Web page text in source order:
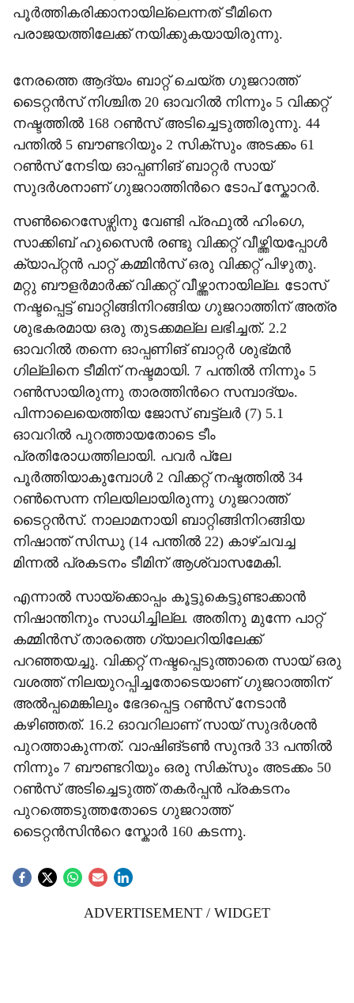
പൂർത്തികരിക്കാനായില്ലെന്നത് ടീമിനെ
പരാജയത്തിലേക്ക് നയിക്കുകയായിരുന്നു.
നേരത്തെ ആദ‍്യം ബാറ്റ് ചെയ്ത ഗുജറാത്ത്
ടൈറ്റൻസ് നിശ്ചിത 20 ഓവറിൽ നിന്നും 5 വിക്കറ്റ്
നഷ്ടത്തിൽ 168 റൺസ് അടിച്ചെടുത്തിരുന്നു. 44
പന്തിൽ 5 ബൗണ്ടറിയും 2 സിക്സും അടക്കം 61
റൺസ് നേടിയ ഓപ്പണിങ് ബാറ്റർ സായ്
സുദർശനാണ് ഗുജറാത്തിന്‍റെ ടോപ് സ്കോറർ.
സൺറൈസേഴ്സിനു വേണ്ടി പ്രഫുൽ ഹിംഗെ,
സാക്കിബ് ഹുസൈൻ രണ്ടു വിക്കറ്റ് വീഴ്ത്തിയപ്പോൾ
ക‍്യാപ്റ്റൻ പാറ്റ് കമ്മിൻസ് ഒരു വിക്കറ്റ് പിഴുതു.
മറ്റു ബൗളർമാർക്ക് വിക്കറ്റ് വീഴ്ത്താനായില്ല. ടോസ്
നഷ്ടപ്പെട്ട് ബാറ്റിങ്ങിനിറങ്ങിയ ഗുജറാത്തിന് അത്ര
ശുഭകരമായ ഒരു തുടക്കമല്ല ലഭിച്ചത്. 2.2
ഓവറിൽ തന്നെ ഓപ്പണിങ് ബാറ്റർ ശുഭ്മൻ
ഗില്ലിനെ ടീമിന് നഷ്ടമായി. 7 പന്തിൽ നിന്നും 5
റൺസായിരുന്നു താരത്തിന്‍റെ സമ്പാദ‍്യം.
പിന്നാലെയെത്തിയ ജോസ് ബട്ട്ല‌ർ (7) 5.1
ഓവറിൽ പുറത്തായതോടെ ടീം
പ്രതിരോധത്തിലായി. പവർ പ്ലേ
പൂർത്തിയാകുമ്പോൾ 2 വിക്കറ്റ് നഷ്ടത്തിൽ 34
റൺസെന്ന നിലയിലായിരുന്നു ഗുജറാത്ത്
ടൈറ്റൻസ്. നാലാമനായി ബാറ്റിങ്ങിനിറങ്ങിയ
നിഷാന്ത് സിന്ധു (14 പന്തിൽ 22) കാഴ്ചവച്ച
മിന്നൽ പ്രകടനം ടീമിന് ആശ്വാസമേകി.
എന്നാൽ സായ്ക്കൊപ്പം കൂട്ടുകെട്ടുണ്ടാക്കാൻ
നിഷാന്തിനും സാധിച്ചില്ല. അതിനു മുന്നേ പാറ്റ്
കമ്മിൻസ് താരത്തെ ഗ‍്യാലറിയിലേക്ക്
പറഞ്ഞയച്ചു. വിക്കറ്റ് നഷ്ടപ്പെടുത്താതെ സായ് ഒരു
വശത്ത് നിലയുറപ്പിച്ചതോടെയാണ് ഗുജറാത്തിന്
അൽപ്പമെങ്കിലും ഭേദപ്പെട്ട റൺസ് നേടാൻ
കഴിഞ്ഞത്. 16.2 ഓവറിലാണ് സായ് സുദർശൻ
പുറത്താകുന്നത്. വാഷിങ്ടൺ സുന്ദർ 33 പന്തിൽ
നിന്നും 7 ബൗണ്ടറിയും ഒരു സിക്സും അടക്കം 50
റൺസ് അടിച്ചെടുത്ത് തകർപ്പൻ പ്രകടനം
പുറത്തെടുത്തതോടെ ഗുജറാത്ത്
ടൈറ്റൻസിന്‍റെ സ്കോർ 160 കടന്നു.
ADVERTISEMENT / WIDGET